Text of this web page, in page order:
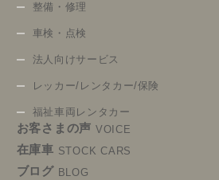
整備・修理
車検・点検
法人向けサービス
レッカー/レンタカー/保険
福祉車両レンタカー
お客さまの声 VOICE
在庫車 STOCK CARS
ブログ BLOG